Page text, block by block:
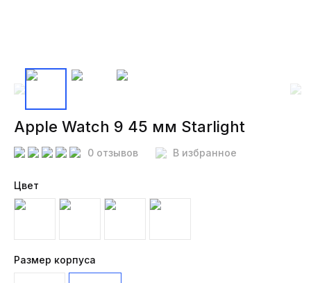
Apple Watch 9 45 мм Starlight
0 отзывов В избранное
Цвет
Размер корпуса